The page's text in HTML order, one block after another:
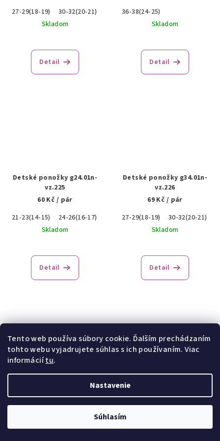
Tento web používa súbory cookie. Ďalším prechádzaním
tohto webu vyjadrujete súhlas s ich používaním. Viac
informáciítu.
Nastavenie
Súhlasím
27-29(18-19)
30-32(20-21)
Skladom
Detail
36-38(24-25)
Skladom
Detail
Detské ponožky g24.01n-
vz.225
60 Kč / pár
21-23(14-15)
24-26(16-17)
Skladom
Detail
Detské ponožky g34.01n-
vz.226
69 Kč / pár
27-29(18-19)
30-32(20-21)
Skladom
Detail
50 Kč/ pár
Detské ponožky g24.59n-
60 Kč/ pár